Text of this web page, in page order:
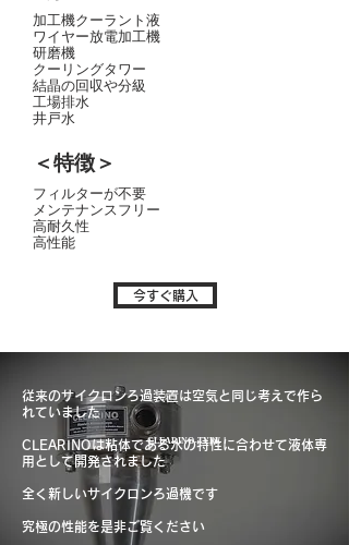
加工機クーラント液
ワイヤー放電加工機
研磨機
クーリングタワー
結晶の回収や分級
工場排水
井戸水
＜特徴＞
フィルターが不要
メンテナンスフリー
高耐久性
高性能
今すぐ購入
​CLEARINO-TYPEⅠ
従来のサイクロンろ過装置は空気と同じ考えで作ら
れていました
CLEARINOは粘体である水の特性に合わせて液体専
用として開発されました
全く新しいサイクロンろ過機です
​究極の性能を是非ご覧ください